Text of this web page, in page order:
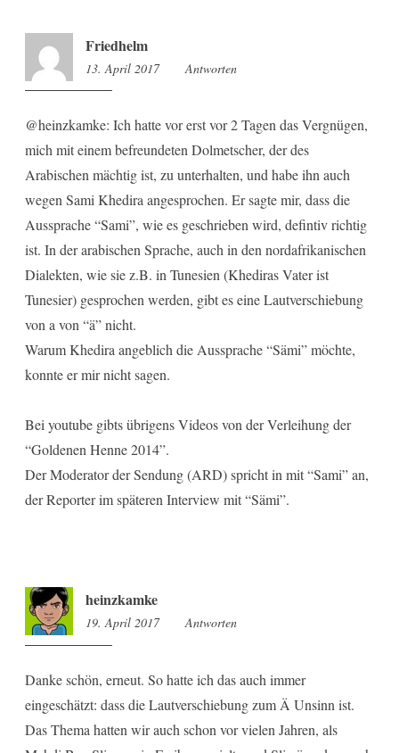
Friedhelm
13. April 2017 6:40
Antworten
@heinzkamke: Ich hatte vor erst vor 2 Tagen das Vergnügen,
mich mit einem befreundeten Dolmetscher, der des
Arabischen mächtig ist, zu unterhalten, und habe ihn auch
wegen Sami Khedira angesprochen. Er sagte mir, dass die
Aussprache “Sami”, wie es geschrieben wird, defintiv richtig
ist. In der arabischen Sprache, auch in den nordafrikanischen
Dialekten, wie sie z.B. in Tunesien (Khediras Vater ist
Tunesier) gesprochen werden, gibt es eine Lautverschiebung
von a von “ä” nicht.
Warum Khedira angeblich die Aussprache “Sämi” möchte,
konnte er mir nicht sagen.
Bei youtube gibts übrigens Videos von der Verleihung der
“Goldenen Henne 2014”.
Der Moderator der Sendung (ARD) spricht in mit “Sami” an,
der Reporter im späteren Interview mit “Sämi”.
heinzkamke
19. April 2017 12:29
Antworten
Danke schön, erneut. So hatte ich das auch immer
eingeschätzt: dass die Lautverschiebung zum Ä Unsinn ist.
Das Thema hatten wir auch schon vor vielen Jahren, als